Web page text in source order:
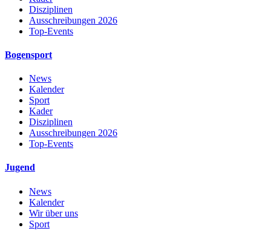
Disziplinen
Ausschreibungen 2026
Top-Events
Bogensport
News
Kalender
Sport
Kader
Disziplinen
Ausschreibungen 2026
Top-Events
Jugend
News
Kalender
Wir über uns
Sport